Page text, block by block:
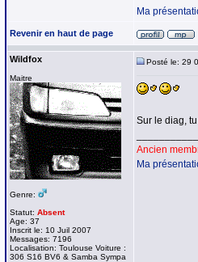
Ma
Revenir en haut de page
Wildfox
Maitre
Genre:
Statut: Absent
Age: 37
Inscrit le: 10 Juil 2007
Messages: 7196
Localisation: Toulouse Voiture :
306 S16 BV6 & Samba Sympa
Posté le: 29
Sur le diag,
Ancien
Ma